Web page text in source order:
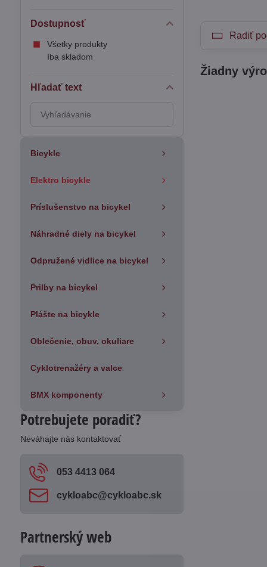
Radiť
Dostupnosť
Všetky produkty
Iba skladom
Hľadať text
výsledky
fulltextom
Potrebujete poradiť?
Neváhajte nás kontaktovať
053 4413 064
cykloabc​@cykloabc​.sk
Partnerský web
Bicykle
Elektro bicykle
Príslušenstvo na bicykel
Náhradné diely na bicykel
Odpružené vidlice na bicykel
Prilby na bicykel
Plášte na bicykle
Oblečenie, obuv, okuliare
Cyklotrenažéry a valce
BMX komponenty